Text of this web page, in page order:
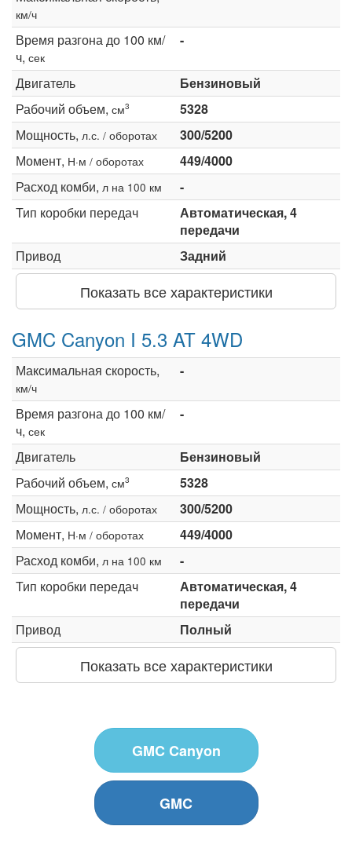
км/ч
Время разгона до 100 км/
ч, сек
-
Двигатель
Бензиновый
Рабочий объем, см3
5328
Мощность, л.с. / оборотах
300/5200
Момент, Н·м / оборотах
449/4000
Расход комби, л на 100 км
-
Тип коробки передач
Автоматическая, 4
передачи
Привод
Задний
Показать все характеристики
GMC Canyon I 5.3 AT 4WD
Максимальная скорость,
км/ч
-
Время разгона до 100 км/
ч, сек
-
Двигатель
Бензиновый
Рабочий объем, см3
5328
Мощность, л.с. / оборотах
300/5200
Момент, Н·м / оборотах
449/4000
Расход комби, л на 100 км
-
Тип коробки передач
Автоматическая, 4
передачи
Привод
Полный
Показать все характеристики
GMC Canyon
GMC